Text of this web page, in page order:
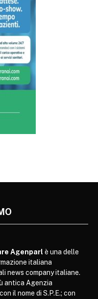
Agenparl è una delle
italiana
news company italiane.
antica Agenzia
il nome di S.P.E.; con